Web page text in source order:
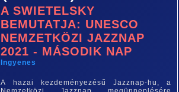
A SWIETELSKY
BEMUTATJA: UNESCO
NEMZETKÖZI JAZZNAP
2021 - MÁSODIK NAP
Ingyenes
A hazai kezdeményezésű Jazznap-hu, a